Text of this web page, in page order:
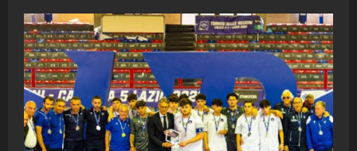
2
3
"SportEmpire" in Podcast
“SportEmpire” in Podcast: 28^ Puntata
(Martedi 21 Aprile 2026)
21/04/2026